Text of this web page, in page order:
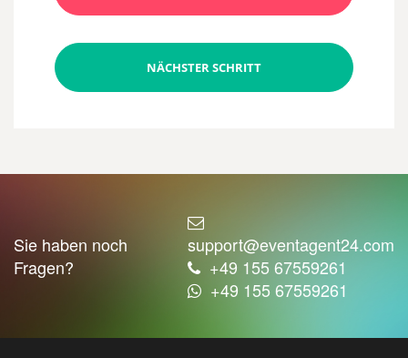
NÄCHSTER SCHRITT
Sie haben noch
Fragen?
support@eventagent24.com
+49 155 67559261
+49 155 67559261